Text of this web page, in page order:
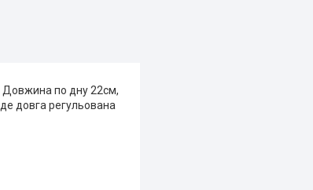
Довжина по дну 22см,
довга регульована